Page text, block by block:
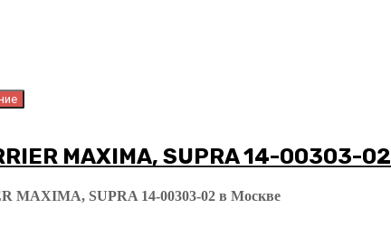
MAXIMA, SUPRA 14-00303-02
SUPRA 14-00303-02 в Москве